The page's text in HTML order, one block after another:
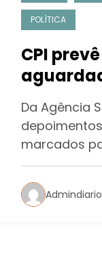
POLÍTICA
CPI
Tolentino
Da Agência
marcados
Admindiario